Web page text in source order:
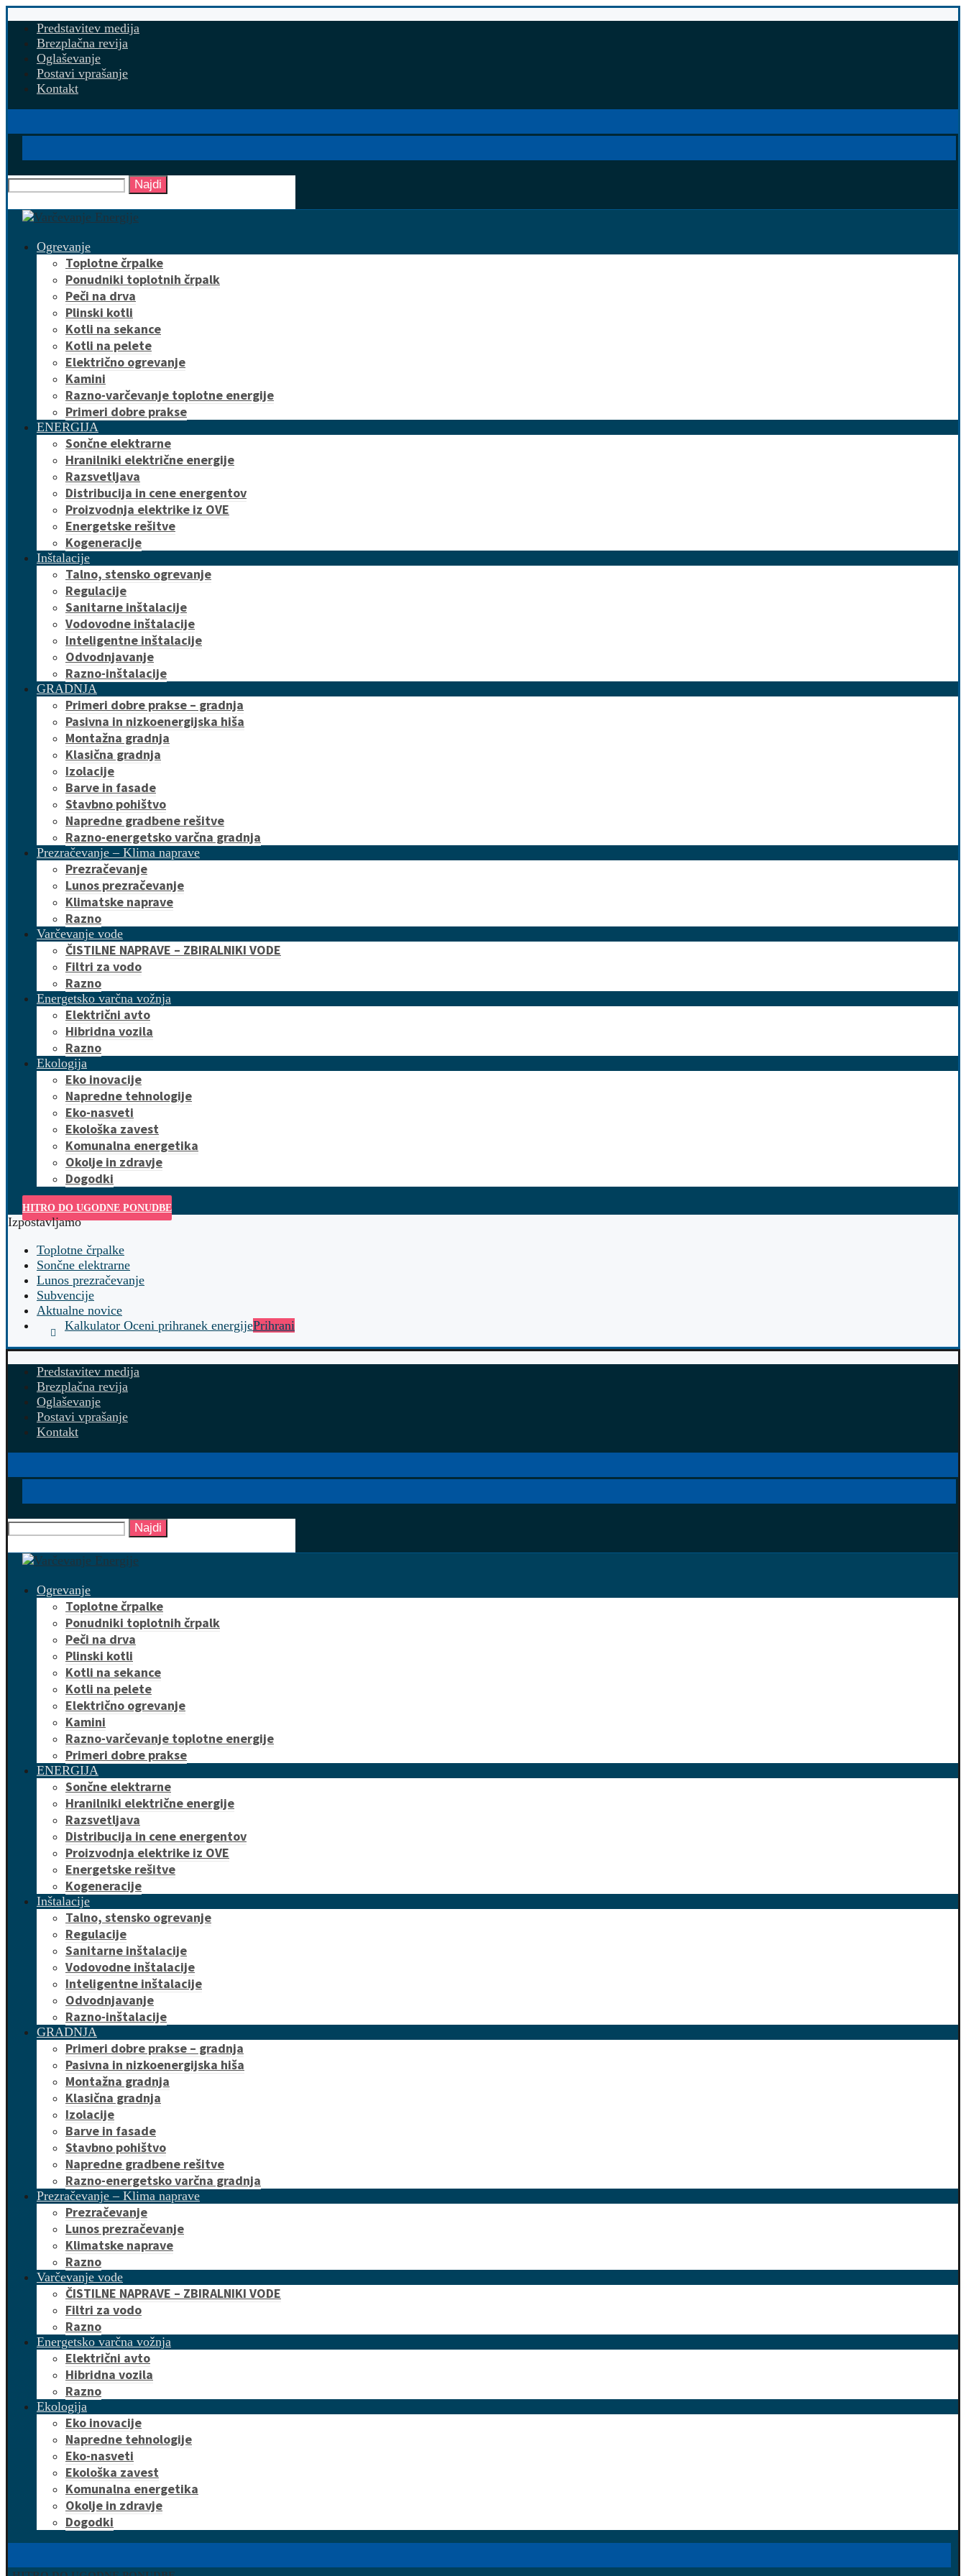
Predstavitev medija
Brezplačna revija
Oglaševanje
Postavi vprašanje
Kontakt
Najdi
Ogrevanje
Toplotne črpalke
Ponudniki toplotnih črpalk
Peči na drva
Plinski kotli
Kotli na sekance
Kotli na pelete
Električno ogrevanje
Kamini
Razno-varčevanje toplotne energije
Primeri dobre prakse
ENERGIJA
Sončne elektrarne
Hranilniki električne energije
Razsvetljava
Distribucija in cene energentov
Proizvodnja elektrike iz OVE
Energetske rešitve
Kogeneracije
Inštalacije
Talno, stensko ogrevanje
Regulacije
Sanitarne inštalacije
Vodovodne inštalacije
Inteligentne inštalacije
Odvodnjavanje
Razno-inštalacije
GRADNJA
Primeri dobre prakse – gradnja
Pasivna in nizkoenergijska hiša
Montažna gradnja
Klasična gradnja
Izolacije
Barve in fasade
Stavbno pohištvo
Napredne gradbene rešitve
Razno-energetsko varčna gradnja
Prezračevanje – Klima naprave
Prezračevanje
Lunos prezračevanje
Klimatske naprave
Razno
Varčevanje vode
ČISTILNE NAPRAVE – ZBIRALNIKI VODE
Filtri za vodo
Razno
Energetsko varčna vožnja
Električni avto
Hibridna vozila
Razno
Ekologija
Eko inovacije
Napredne tehnologije
Eko-nasveti
Ekološka zavest
Komunalna energetika
Okolje in zdravje
Dogodki
HITRO DO UGODNE PONUDBE
Izpostavljamo
Toplotne črpalke
Sončne elektrarne
Lunos prezračevanje
Subvencije
Aktualne novice
Kalkulator Oceni prihranek energijePrihrani
Predstavitev medija
Brezplačna revija
Oglaševanje
Postavi vprašanje
Kontakt
Najdi
Ogrevanje
Toplotne črpalke
Ponudniki toplotnih črpalk
Peči na drva
Plinski kotli
Kotli na sekance
Kotli na pelete
Električno ogrevanje
Kamini
Razno-varčevanje toplotne energije
Primeri dobre prakse
ENERGIJA
Sončne elektrarne
Hranilniki električne energije
Razsvetljava
Distribucija in cene energentov
Proizvodnja elektrike iz OVE
Energetske rešitve
Kogeneracije
Inštalacije
Talno, stensko ogrevanje
Regulacije
Sanitarne inštalacije
Vodovodne inštalacije
Inteligentne inštalacije
Odvodnjavanje
Razno-inštalacije
GRADNJA
Primeri dobre prakse – gradnja
Pasivna in nizkoenergijska hiša
Montažna gradnja
Klasična gradnja
Izolacije
Barve in fasade
Stavbno pohištvo
Napredne gradbene rešitve
Razno-energetsko varčna gradnja
Prezračevanje – Klima naprave
Prezračevanje
Lunos prezračevanje
Klimatske naprave
Razno
Varčevanje vode
ČISTILNE NAPRAVE – ZBIRALNIKI VODE
Filtri za vodo
Razno
Energetsko varčna vožnja
Električni avto
Hibridna vozila
Razno
Ekologija
Eko inovacije
Napredne tehnologije
Eko-nasveti
Ekološka zavest
Komunalna energetika
Okolje in zdravje
Dogodki